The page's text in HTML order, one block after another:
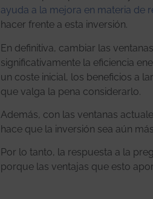
ayuda a la mejora en materia de
hacer frente a esta inversión.
En definitiva, cambiar las
significativamente la eficiencia
un coste inicial, los beneficios a
que valga la pena considerarlo.
Además, con las ventanas
hace que la inversión sea aún
Por lo tanto, la respuesta a la
porque las ventajas que esto